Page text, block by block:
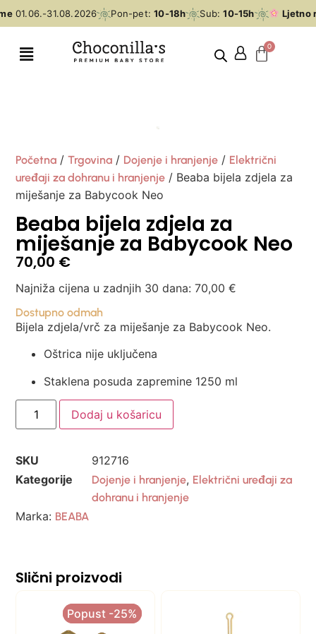
01.06.-31.08.2026 Pon-pet: 10-18h Sub: 10-15h Ljetno
Početna /Trgovina / Dojenje i hranjenje / Električni
uređaji za dohranu i hranjenje / Beaba bijela zdjela za
miješanje za Babycook Neo
Beaba bijela zdjela za
miješanje za Babycook Neo
70,00 €
Najniža cijena u zadnjih 30 dana:70,00€
Dostupno odmah
Bijela zdjela/vrč za miješanje za Babycook Neo.
Oštrica nije uključena
Staklena posuda zapremine 1250 ml
Dodaj u košaricu
SKU
912716
Kategorije
Dojenje i hranjenje, Električni uređaji za
dohranu i hranjenje
Marka: BEABA
Slični proizvodi
Popust -25%
Popust -25%